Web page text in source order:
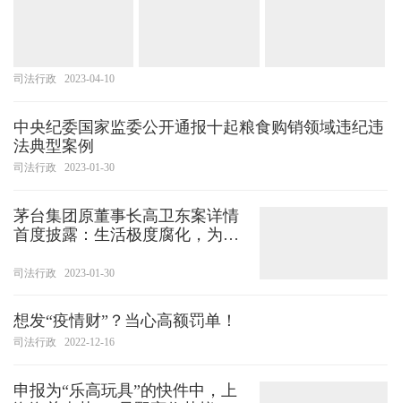
司法行政 2023-04-10
中央纪委国家监委公开通报十起粮食购销领域违纪违
法典型案例
司法行政 2023-01-30
茅台集团原董事长高卫东案详情
首度披露：生活极度腐化，为串
司法行政 2023-01-30
想发“疫情财”？当心高额罚单！
司法行政 2022-12-16
申报为“乐高玩具”的快件中，上